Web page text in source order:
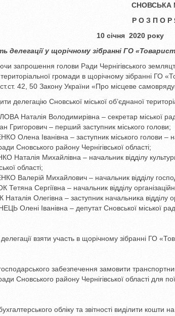
СНОВСЬКА
Р О З П О Р
10 січня 2020
делегації у щорічному зібранні ГО
запрошення голови Ради Чернігівського
територіальної громади в щорічному зібранні ГО
42, 50 Закону України «Про місцеве
делегацію Сновської міської об’єднаної
Наталія Володимирівна – секретар міської
Григорович – перший заступник міського голови;
Олена Іванівна – заступник міського голови –
Сновського району Чернігівської області;
Наталія Михайлівна – начальник відділу
області;
Валерій Михайлович – начальник відділу
Сергіївна – начальник відділу
Олегівна – заступник начальника відділу
Олені Іванівна – депутат Сновської міської
взяти участь в щорічному зібранні ГО
забезпечення замовити
Сновського району Чернігівської області для
обліку та звітності виділити кошти